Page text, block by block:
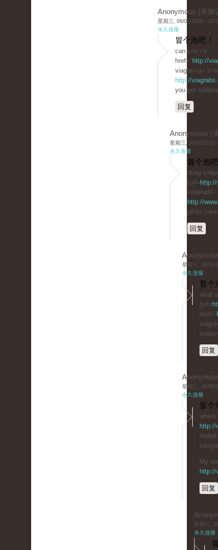
Anonymous (未验
星期三, 06/05/2019 -
永久连接
冒个泡吧！
can you <a
href=" http://
viagra</a> in
http://
you get
回复
Anonymous (
星期三, 06/05/2019
永久连接
冒个泡
dung
[url=
sildenafil -
http://
pilots
回复
星期三, 06/05/
永久连接
冒个
what
[url=
href="
回复
星期三, 06/05/
永久连接
冒个
http://
My
http://
回复
星期三,
永久连接